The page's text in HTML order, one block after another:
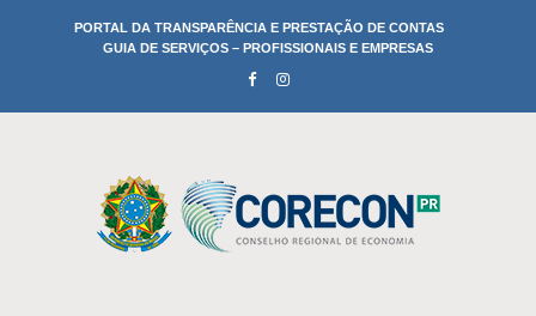
PORTAL DA TRANSPARÊNCIA E PRESTAÇÃO DE CONTAS
GUIA DE SERVIÇOS – PROFISSIONAIS E EMPRESAS